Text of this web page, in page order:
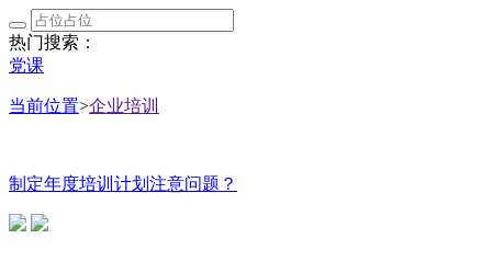
热门搜索：
党课
当前位置>企业培训
制定年度培训计划注意问题？